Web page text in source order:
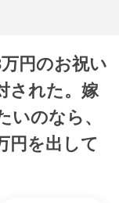
円のお祝い
された。嫁
いのなら、
円を出して